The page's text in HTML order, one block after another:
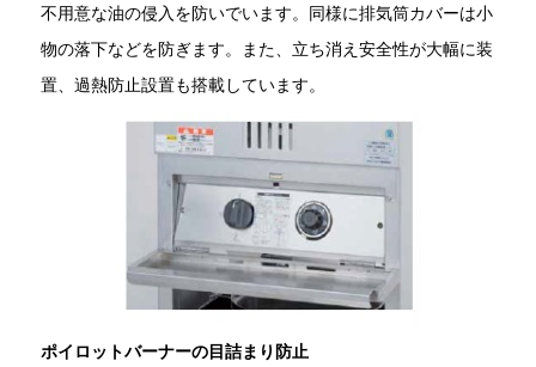
不用意な油の侵入を防いでいます。同様に排気筒カバーは小
物の落下などを防ぎます。また、立ち消え安全性が大幅に装
置、過熱防止設置も搭載しています。
ポイロットバーナーの目詰まり防止